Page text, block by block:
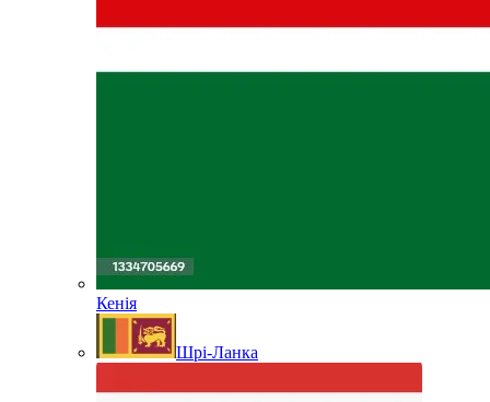
Кенія
Шрі-Ланка